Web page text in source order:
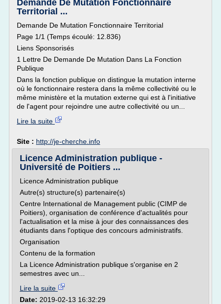
Demande De Mutation Fonctionnaire
Territorial ...
Demande De Mutation Fonctionnaire Territorial
Page 1/1 (Temps écoulé: 12.836)
Liens Sponsorisés
1 Lettre De Demande De Mutation Dans La Fonction
Publique
Dans la fonction publique on distingue la mutation interne
où le fonctionnaire restera dans la même collectivité ou le
même ministère et la mutation externe qui est à l'initiative
de l'agent pour rejoindre une autre collectivité ou un...
Lire la suite
Site : http://je-cherche.info
Licence Administration publique -
Université de Poitiers ...
Licence Administration publique
Autre(s) structure(s) partenaire(s)
Centre International de Management public (CIMP de
Poitiers), organisation de conférence d'actualités pour
l'actualisation et la mise à jour des connaissances des
étudiants dans l'optique des concours administratifs.
Organisation
Contenu de la formation
La Licence Administration publique s'organise en 2
semestres avec un...
Lire la suite
Date: 2019-02-13 16:32:29